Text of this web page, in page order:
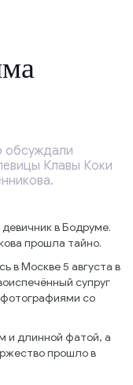
обсуждали
Клавы Коки
в Бодруме.
прошла тайно.
в Москве 5 августа в
супруг
со
и длинной фатой, а
прошло в